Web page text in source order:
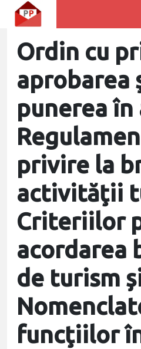
Ordin cu
aprobarea
punerea în
privire la
activităţii
Criteriilor
acordarea
de turism
funcţiilor